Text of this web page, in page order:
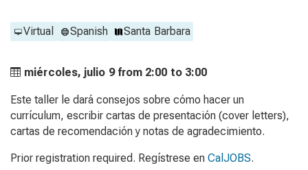
Virtual Spanish Santa Barbara
miércoles, julio 9 from 2:00 to 3:00
Este taller le dará consejos sobre cómo hacer un
currículum, escribir cartas de presentación (cover letters),
cartas de recomendación y notas de agradecimiento.
Prior registration required. Regístrese en CalJOBS.